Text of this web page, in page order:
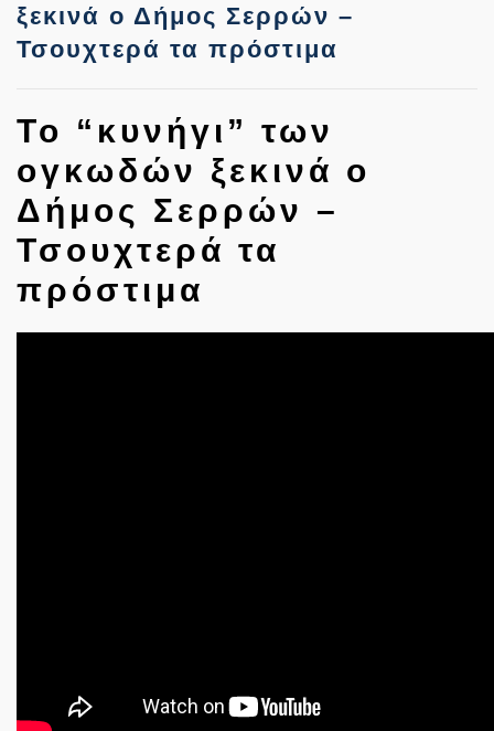
ξεκινά ο Δήμος Σερρών –
Τσουχτερά τα πρόστιμα
Το “κυνήγι” των
ογκωδών ξεκινά ο
Δήμος Σερρών –
Τσουχτερά τα
πρόστιμα